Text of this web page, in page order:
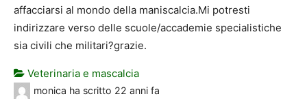
affacciarsi al mondo della maniscalcia.Mi potresti
indirizzare verso delle scuole/accademie specialistiche
sia civili che militari?grazie.
Veterinaria e mascalcia
monica ha scritto 22 anni fa